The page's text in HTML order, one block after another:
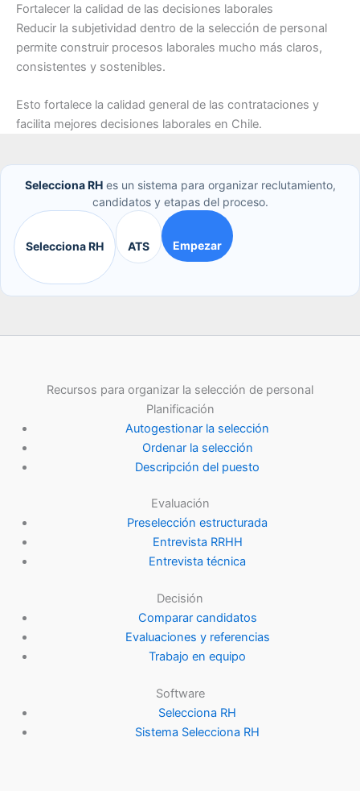
Fortalecer la calidad de las decisiones laborales
Reducir la subjetividad dentro de la selección de personal
permite construir procesos laborales mucho más claros,
consistentes y sostenibles.
Esto fortalece la calidad general de las contrataciones y
facilita mejores decisiones laborales en Chile.
Selecciona RHes un sistema para organizar reclutamiento,
candidatos y etapas del proceso.
Selecciona RH ATS Empezar
Recursos para organizar la selección de personal
Planificación
Autogestionar la selección
Ordenar la selección
Descripción del puesto
Evaluación
Preselección estructurada
Entrevista RRHH
Entrevista técnica
Decisión
Comparar candidatos
Evaluaciones y referencias
Trabajo en equipo
Software
Selecciona RH
Sistema Selecciona RH